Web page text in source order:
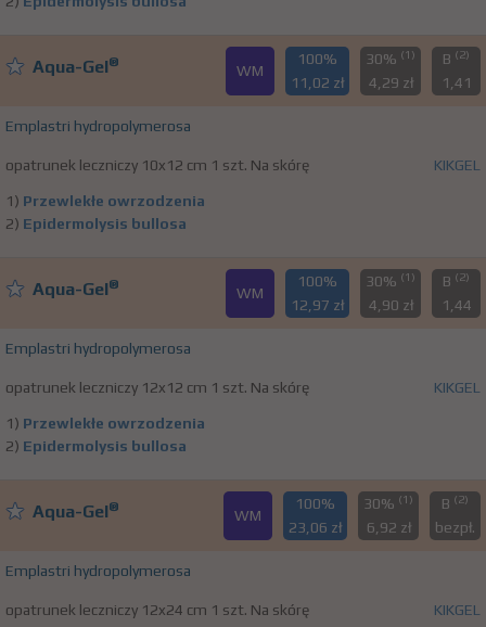
Aqua-Gel® WM
100%
11,02 zł
30% (1)
4,29 zł
B (2)
1,41
Emplastri hydropolymerosa
opatrunek leczniczy 10x12 cm 1 szt. Na skórę KIKGEL
1) Przewlekłe owrzodzenia
2) Epidermolysis bullosa
Aqua-Gel® WM
100%
12,97 zł
30% (1)
4,90 zł
B (2)
1,44
Emplastri hydropolymerosa
opatrunek leczniczy 12x12 cm 1 szt. Na skórę KIKGEL
1) Przewlekłe owrzodzenia
2) Epidermolysis bullosa
Aqua-Gel® WM
100%
23,06 zł
30% (1)
6,92 zł
B (2)
bezpł.
Emplastri hydropolymerosa
opatrunek leczniczy 12x24 cm 1 szt. Na skórę KIKGEL